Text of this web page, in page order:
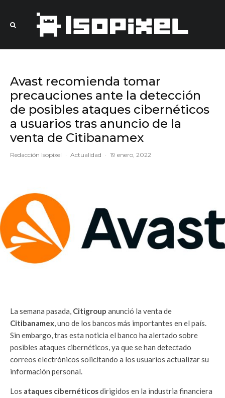
Avast recomienda tomar
precauciones ante la detección
de posibles ataques cibernéticos
a usuarios tras anuncio de la
venta de Citibanamex
Redacción Isopixel · Actualidad · 19 enero, 2022
La semana pasada, Citigroup anunció la venta de
Citibanamex, uno de los bancos más importantes en el país.
Sin embargo, tras esta noticia el banco ha alertado sobre
posibles ataques cibernéticos, ya que se han detectado
correos electrónicos solicitando a los usuarios actualizar su
información personal.
Los ataques cibernéticosdirigidos en la industria financiera